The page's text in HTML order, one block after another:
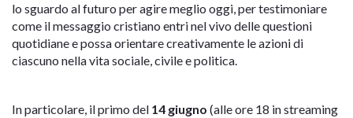
lo sguardo al futuro per agire meglio oggi, per testimoniare
come il messaggio cristiano entri nel vivo delle questioni
quotidiane e possa orientare creativamente le azioni di
ciascuno nella vita sociale, civile e politica.
In particolare, il primo del 14 giugno (alle ore 18 in streaming